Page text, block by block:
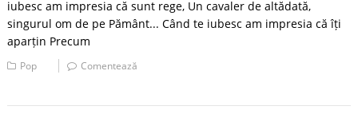
iubesc am impresia că sunt rege, Un cavaler de altădată,
singurul om de pe Pământ... Când te iubesc am impresia că îți
aparțin Precum
Pop Comentează